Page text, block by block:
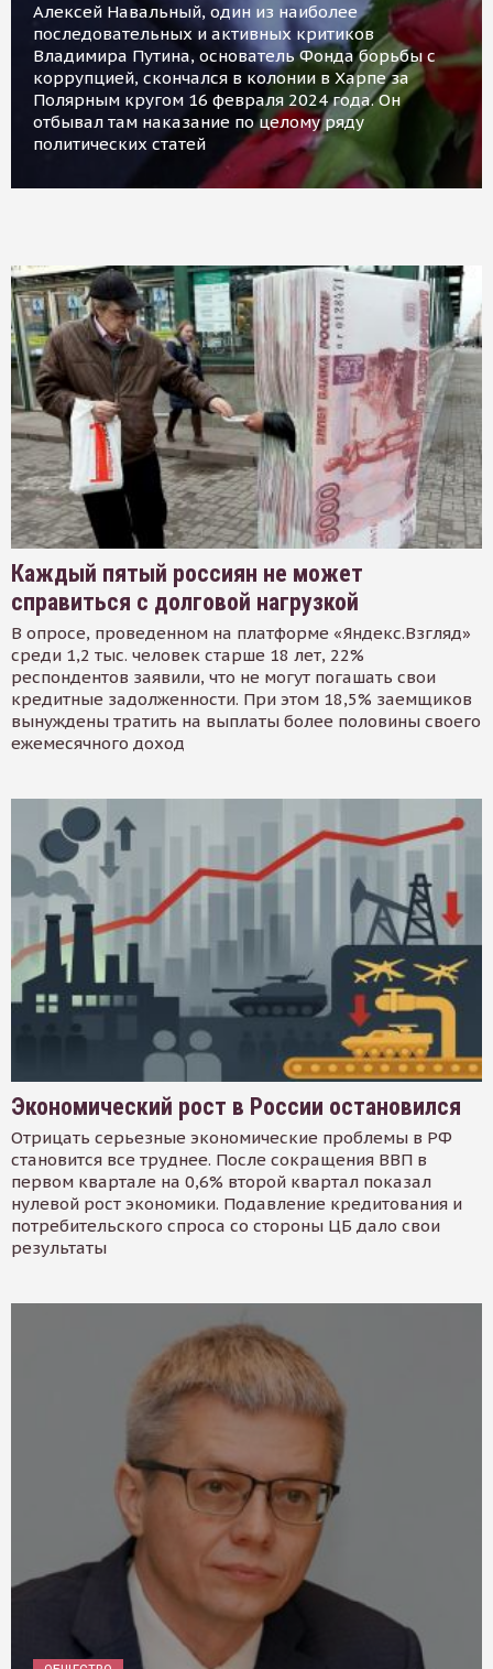
Алексей Навальный, один из наиболее
последовательных и активных критиков
Владимира Путина, основатель Фонда борьбы с
коррупцией, скончался в колонии в Харпе за
Полярным кругом 16 февраля 2024 года. Он
отбывал там наказание по целому ряду
политических статей
Каждый пятый россиян не может
справиться с долговой нагрузкой
В опросе, проведенном на платформе «Яндекс.Взгляд»
среди 1,2 тыс. человек старше 18 лет, 22%
респондентов заявили, что не могут погашать свои
кредитные задолженности. При этом 18,5% заемщиков
вынуждены тратить на выплаты более половины своего
ежемесячного доход
Экономический рост в России остановился
Отрицать серьезные экономические проблемы в РФ
становится все труднее. После сокращения ВВП в
первом квартале на 0,6% второй квартал показал
нулевой рост экономики. Подавление кредитования и
потребительского спроса со стороны ЦБ дало свои
результаты